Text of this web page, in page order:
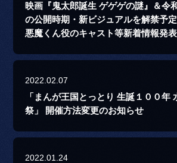
映画『鬼太郎誕生 ゲゲゲの謎』＆令
の公開時期・新ビジュアルを解禁予
悪魔くん役のキャスト等新着情報発表
2022.02.07
「まんが王国とっとり 生誕１００年
祭」 開催方法変更のお知らせ
2022.01.24